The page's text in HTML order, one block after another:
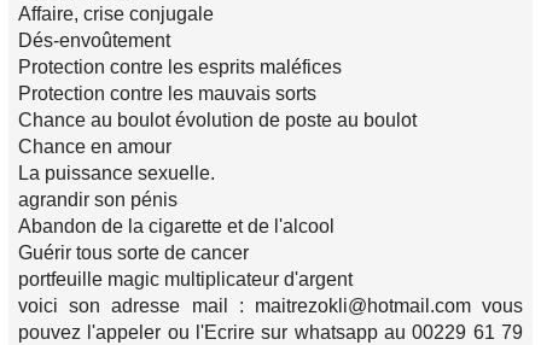
Affaire, crise conjugale
Dés-envoûtement
Protection contre les esprits maléfices
Protection contre les mauvais sorts
Chance au boulot évolution de poste au boulot
Chance en amour
La puissance sexuelle.
agrandir son pénis
Abandon de la cigarette et de l'alcool
Guérir tous sorte de cancer
portfeuille magic multiplicateur d'argent
voici son adresse mail : maitrezokli@hotmail.com vous
pouvez l'appeler ou l'Ecrire sur whatsapp au 00229 61 79